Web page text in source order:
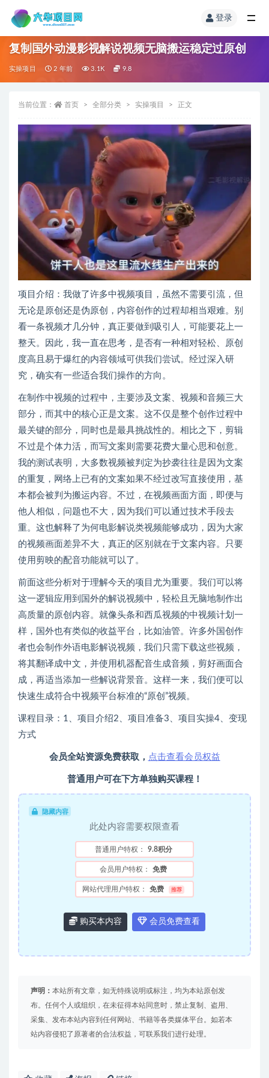
登录
复制国外动漫影视解说视频无脑搬运稳定过原创
实操项目 2 年前 3.1K 9.8
当前位置： 首页 全部分类 实操项目 正文
项目介绍：我做了许多中视频项目，虽然不需要引流，但
无论是原创还是伪原创，内容创作的过程却相当艰难。别
看一条视频才几分钟，真正要做到吸引人，可能要花上一
整天。因此，我一直在思考，是否有一种相对轻松、原创
度高且易于爆红的内容领域可供我们尝试。经过深入研
究，确实有一些适合我们操作的方向。
在制作中视频的过程中，主要涉及文案、视频和音频三大
部分，而其中的核心正是文案。这不仅是整个创作过程中
最关键的部分，同时也是最具挑战性的。相比之下，剪辑
不过是个体力活，而写文案则需要花费大量心思和创意。
我的测试表明，大多数视频被判定为抄袭往往是因为文案
的重复，网络上已有的文案如果不经过改写直接使用，基
本都会被判为搬运内容。不过，在视频画面方面，即便与
他人相似，问题也不大，因为我们可以通过技术手段去
重。这也解释了为何电影解说类视频能够成功，因为大家
的视频画面差异不大，真正的区别就在于文案内容。只要
使用剪映的配音功能就可以了。
前面这些分析对于理解今天的项目尤为重要。我们可以将
这一逻辑应用到国外的解说视频中，轻松且无脑地制作出
高质量的原创内容。就像头条和西瓜视频的中视频计划一
样，国外也有类似的收益平台，比如油管。许多外国创作
者也会制作外语电影解说视频，我们只需下载这些视频，
将其翻译成中文，并使用机器配音生成音频，剪好画面合
成，再适当添加一些解说背景音。这样一来，我们便可以
快速生成符合中视频平台标准的“原创”视频。
课程目录：1、项目介绍2、项目准备3、项目实操4、变现
方式
会员全站资源免费获取， 点击查看会员权益
普通用户可在下方单独购买课程！
隐藏内容
此处内容需要权限查看
普通用户特权： 9.8积分
会员用户特权： 免费
网站代理用户特权： 免费 推荐
购买本内容 会员免费查看
声明： 本站所有文章，如无特殊说明或标注，均为本站原创发
布。任何个人或组织，在未征得本站同意时，禁止复制、盗用、
采集、发布本站内容到任何网站、书籍等各类媒体平台。如若本
站内容侵犯了原著者的合法权益，可联系我们进行处理。